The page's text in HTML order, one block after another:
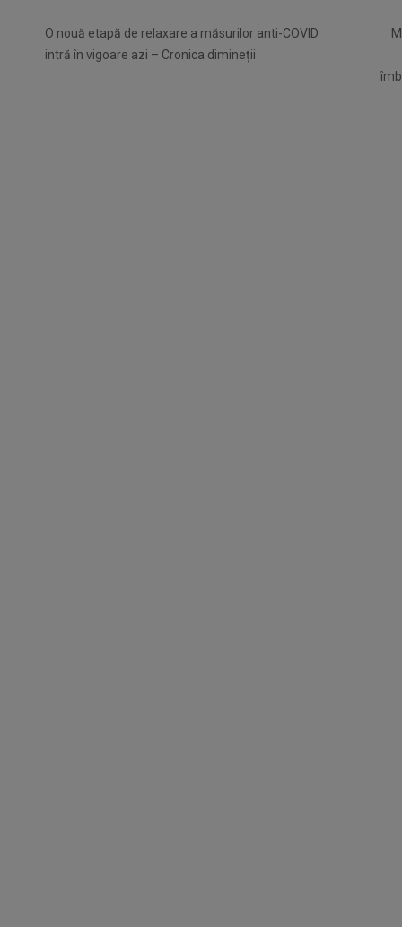
O nouă etapă de relaxare a măsurilor anti-COVID
intră în vigoare azi – Cronica dimineții